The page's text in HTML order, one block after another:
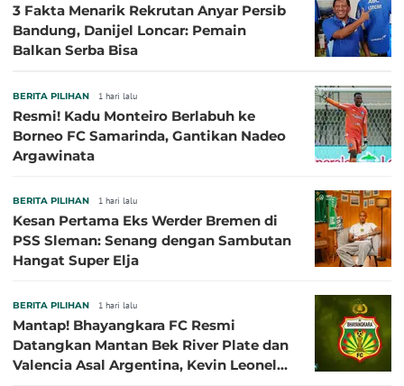
3 Fakta Menarik Rekrutan Anyar Persib
Bandung, Danijel Loncar: Pemain
Balkan Serba Bisa
BERITA PILIHAN 1 hari lalu
Resmi! Kadu Monteiro Berlabuh ke
Borneo FC Samarinda, Gantikan Nadeo
Argawinata
BERITA PILIHAN 1 hari lalu
Kesan Pertama Eks Werder Bremen di
PSS Sleman: Senang dengan Sambutan
Hangat Super Elja
BERITA PILIHAN 1 hari lalu
Mantap! Bhayangkara FC Resmi
Datangkan Mantan Bek River Plate dan
Valencia Asal Argentina, Kevin Leonel